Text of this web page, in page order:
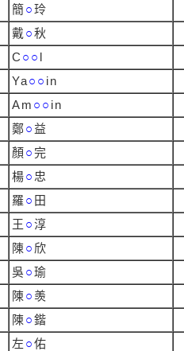
簡○玲
戴 ○秋
C ○○ l
Ya○○ in
Am ○○ in
鄭○ 益
顏○完
楊○ 忠
羅 ○ 田
王 ○淳
陳○ 欣
吳○瑜
陳○ 羡
陳○鍇
左 ○佑